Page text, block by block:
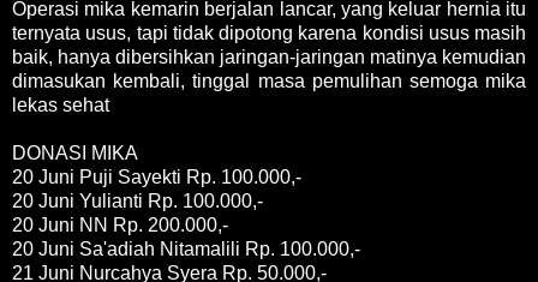
Operasi mika kemarin berjalan lancar, yang keluar hernia itu
ternyata usus, tapi tidak dipotong karena kondisi usus masih
baik, hanya dibersihkan jaringan-jaringan matinya kemudian
dimasukan kembali, tinggal masa pemulihan semoga mika
lekas sehat
DONASI MIKA
20 Juni Puji Sayekti Rp. 100.000,-
20 Juni Yulianti Rp. 100.000,-
20 Juni NN Rp. 200.000,-
20 Juni Sa'adiah Nitamalili Rp. 100.000,-
21 Juni Nurcahya Syera Rp. 50.000,-